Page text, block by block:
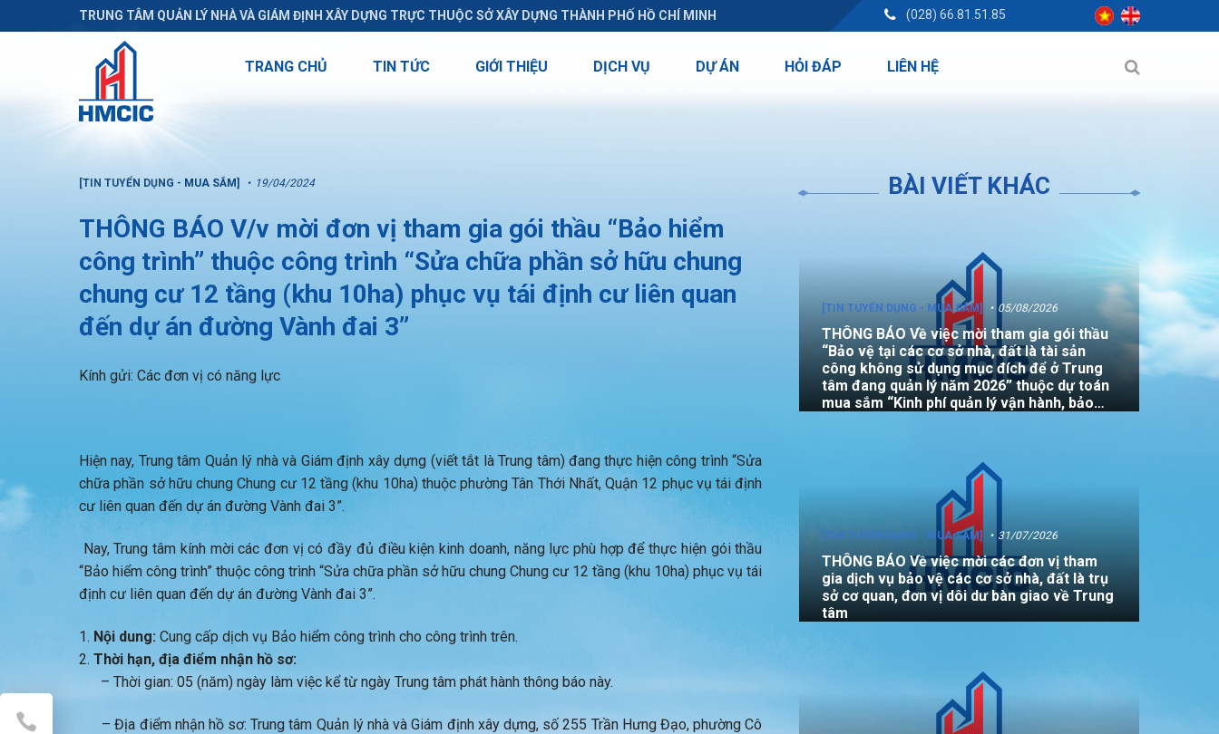
TRUNG TÂM QUẢN LÝ NHÀ VÀ GIÁM ĐỊNH XÂY DỰNG TRỰC THUỘC SỞ XÂY DỰNG THÀNH PHỐ HỒ CHÍ MINH (028) 66.81.51.85
TRANG CHỦ TIN TỨC GIỚI THIỆU DỊCH VỤ DỰ ÁN HỎI ĐÁP LIÊN HỆ
[TIN TUYỂN DỤNG - MUA SẮM] 19/04/2024
THÔNG BÁO V/v mời đơn vị tham gia gói thầu “Bảo hiểm
công trình” thuộc công trình “Sửa chữa phần sở hữu chung
chung cư 12 tầng (khu 10ha) phục vụ tái định cư liên quan
đến dự án đường Vành đai 3”
Kính gửi: Các đơn vị có năng lực
Hiện nay, Trung tâm Quản lý nhà và Giám định xây dựng (viết tắt là Trung tâm) đang thực hiện công trình “Sửa
chữa phần sở hữu chung Chung cư 12 tầng (khu 10ha) thuộc phường Tân Thới Nhất, Quận 12 phục vụ tái định
cư liên quan đến dự án đường Vành đai 3”.
Nay, Trung tâm kính mời các đơn vị có đầy đủ điều kiện kinh doanh, năng lực phù hợp để thực hiện gói thầu
“Bảo hiểm công trình” thuộc công trình “Sửa chữa phần sở hữu chung Chung cư 12 tầng (khu 10ha) phục vụ tái
định cư liên quan đến dự án đường Vành đai 3”.
Nội dung: Cung cấp dịch vụ Bảo hiểm công trình cho công trình trên.
Thời hạn, địa điểm nhận hồ sơ:
– Thời gian: 05 (năm) ngày làm việc kể từ ngày Trung tâm phát hành thông báo này.
– Địa điểm nhận hồ sơ: Trung tâm Quản lý nhà và Giám định xây dựng, số 255 Trần Hưng Đạo, phường Cô
BÀI VIẾT KHÁC
[TIN TUYỂN DỤNG - MUA SẮM] 05/08/2026
THÔNG BÁO Về việc mời tham gia gói thầu
“Bảo vệ tại các cơ sở nhà, đất là tài sản
công không sử dụng mục đích để ở Trung
tâm đang quản lý năm 2026” thuộc dự toán
mua sắm “Kinh phí quản lý vận hành, bảo
[TIN TUYỂN DỤNG - MUA SẮM] 31/07/2026
THÔNG BÁO Về việc mời các đơn vị tham
gia dịch vụ bảo vệ các cơ sở nhà, đất là trụ
sở cơ quan, đơn vị dôi dư bàn giao về Trung
tâm